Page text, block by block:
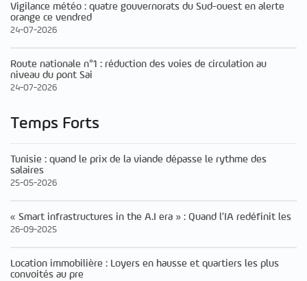
Vigilance météo : quatre gouvernorats du Sud-ouest en alerte
orange ce vendred
24-07-2026
Route nationale n°1 : réduction des voies de circulation au
niveau du pont Sai
24-07-2026
Temps Forts
Tunisie : quand le prix de la viande dépasse le rythme des
salaires
25-05-2026
« Smart infrastructures in the A.I era » : Quand l’IA redéfinit les
26-09-2025
Location immobilière : Loyers en hausse et quartiers les plus
convoités au pre